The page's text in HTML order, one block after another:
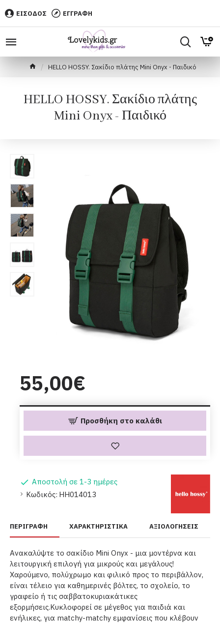
ΕΙΣΟΔΟΣ ΕΓΓΡΑΦΗ
HELLO HOSSY. Σακίδιο πλάτης Mini Onyx - Παιδικό
HELLO HOSSY. Σακίδιο πλάτης
Mini Onyx - Παιδικό
Αποστολή σε 1-3 ημέρες
Κωδικός: HH014013
55,00€
Προσθήκη στο καλάθι
ΠΕΡΙΓΡΑΦΉ ΧΑΡΑΚΤΗΡΙΣΤΙΚΆ ΑΞΙΟΛΟΓΉΣΕΙΣ
Ανακαλύψτε το σακίδιο Mini Onyx - μια μοντέρνα και
λειτουργική επιλογή για μικρούς και μεγάλους!
Χαρούμενο, πολύχρωμο και φιλικό προς το περιβάλλον,
είναι τέλειο για καθημερινές βόλτες, το σχολείο, το
γραφείο ή τις σαββατοκυριακάτικες
εξορμήσεις.Κυκλοφορεί σε μέγεθος για παιδιά και
ενήλικες, για matchy-matchy εμφανίσεις που κλέβουν